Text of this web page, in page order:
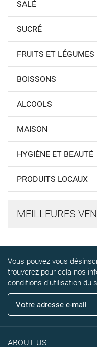
SALÉ
SUCRÉ
FRUITS ET LÉGUMES
BOISSONS
ALCOOLS
MAISON
HYGIÈNE ET BEAUTÉ
PRODUITS LOCAUX
MEILLEURES
Vous pouvez vous
trouverez pour cela nos
conditions d'utilisation du
ABOUT US